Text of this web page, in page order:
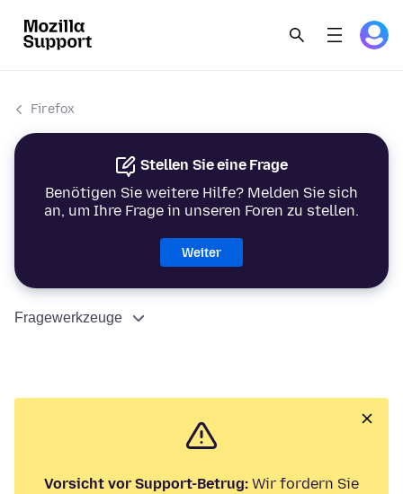
Firefox
Stellen Sie eine Frage
Benötigen Sie weitere Hilfe? Melden Sie sich
an, um Ihre Frage in unseren Foren zu stellen.
Weiter
Fragewerkzeuge
Vorsicht vor Support-Betrug: Wir fordern Sie